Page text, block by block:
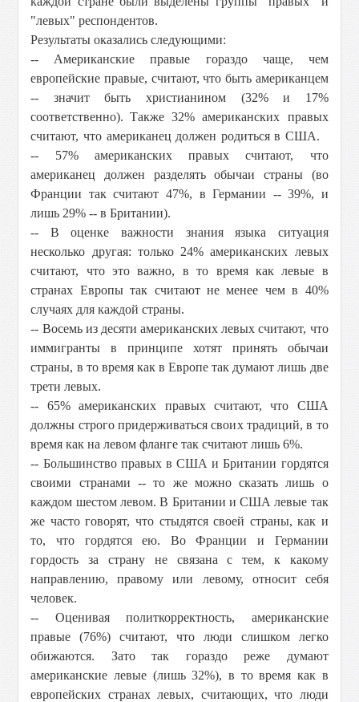
"левых" респондентов.
Результаты оказались следующими:
-- Американские правые гораздо чаще, чем
европейские правые, считают, что быть американцем
-- значит быть христианином (32% и 17%
соответственно). Также 32% американских правых
считают, что американец должен родиться в США.
-- 57% американских правых считают, что
американец должен разделять обычаи страны (во
Франции так считают 47%, в Германии -- 39%, и
лишь 29% -- в Британии).
-- В оценке важности знания языка ситуация
несколько другая: только 24% американских левых
считают, что это важно, в то время как левые в
странах Европы так считают не менее чем в 40%
случаях для каждой страны.
-- Восемь из десяти американских левых считают, что
иммигранты в принципе хотят принять обычаи
страны, в то время как в Европе так думают лишь две
трети левых.
-- 65% американских правых считают, что США
должны строго придерживаться своих традиций, в то
время как на левом фланге так считают лишь 6%.
-- Большинство правых в США и Британии гордятся
своими странами -- то же можно сказать лишь о
каждом шестом левом. В Британии и США левые так
же часто говорят, что стыдятся своей страны, как и
то, что гордятся ею. Во Франции и Германии
гордость за страну не связана с тем, к какому
направлению, правому или левому, относит себя
человек.
-- Оценивая политкорректность, американские
правые (76%) считают, что люди слишком легко
обижаются. Зато так гораздо реже думают
американские левые (лишь 32%), в то время как в
европейских странах левых, считающих, что люди